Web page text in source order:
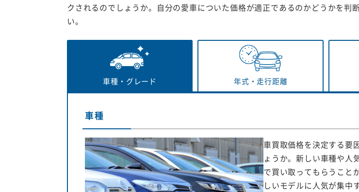
クされるのでしょうか。自分の愛車についた価格が適正であるのかどうかを
い。
車種・ グレード 年式・ 走行距離
車種
車買取価格を決定する要
ょうか。新しい車種や人
で買い取ってもらうこと
しいモデルに人気が集中